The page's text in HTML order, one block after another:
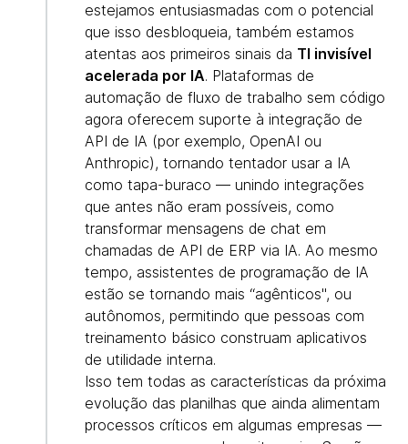
estejamos entusiasmadas com o potencial
que isso desbloqueia, também estamos
atentas aos primeiros sinais da TI invisível
acelerada por IA. Plataformas de
automação de fluxo de trabalho sem código
agora oferecem suporte à integração de
API de IA (por exemplo, OpenAI ou
Anthropic), tornando tentador usar a IA
como tapa-buraco — unindo integrações
que antes não eram possíveis, como
transformar mensagens de chat em
chamadas de API de ERP via IA. Ao mesmo
tempo, assistentes de programação de IA
estão se tornando mais “agênticos", ou
autônomos, permitindo que pessoas com
treinamento básico construam aplicativos
de utilidade interna.
Isso tem todas as características da próxima
evolução das planilhas que ainda alimentam
processos críticos em algumas empresas —